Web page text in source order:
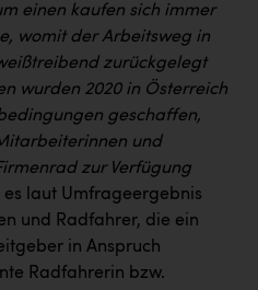
einen kaufen sich immer
womit der Arbeitsweg in
zurückgelegt
wurden 2020 in Österreich
geschaffen,
und
zur Verfügung
es laut Umfrageergebnis
und Radfahrer, die ein
in Anspruch
Radfahrerin bzw.